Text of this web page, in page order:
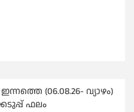
(06.08.26- വ്യാഴം)
ഫലം